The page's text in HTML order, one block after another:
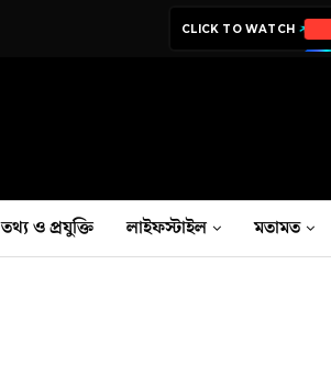
CLICK TO WATCH
তথ‍্য ও প্রযুক্তি লাইফস্টাইল মতামত